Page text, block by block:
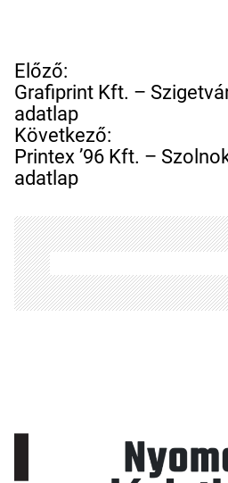
B
e
j
e
g
y
z
é
s
n
a
v
ó
Előző:
Grafiprint Kft. –
adatlap
Következő:
Printex ’96 Kft. –
adatlap